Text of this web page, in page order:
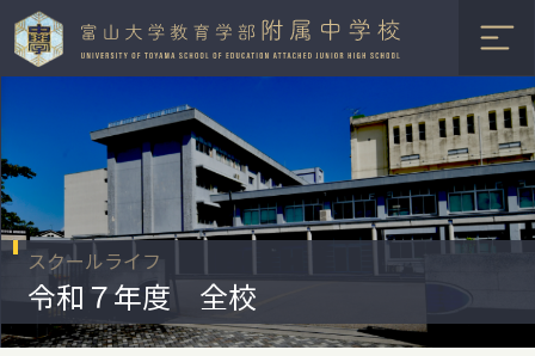
スクールライフ
令和７年度 全校